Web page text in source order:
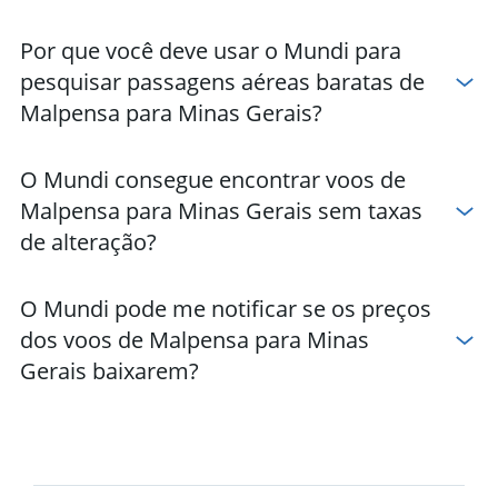
Por que você deve usar o Mundi para
pesquisar passagens aéreas baratas de
Malpensa para Minas Gerais?
O Mundi consegue encontrar voos de
Malpensa para Minas Gerais sem taxas
de alteração?
O Mundi pode me notificar se os preços
dos voos de Malpensa para Minas
Gerais baixarem?